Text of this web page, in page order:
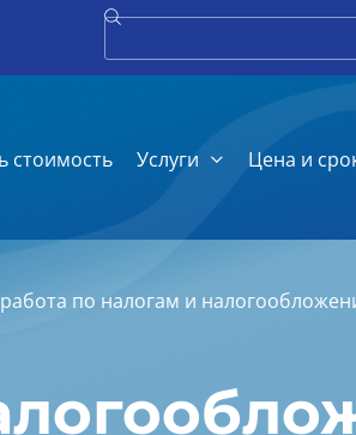
стоимость Услуги Цена и
по налогам и